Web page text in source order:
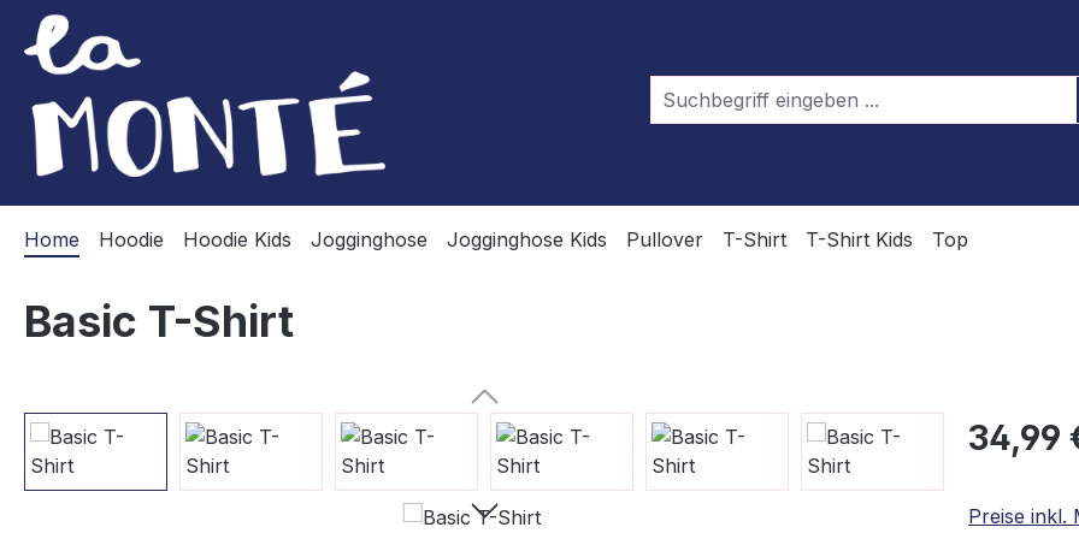
Hauptinhalt springen
Zur Suche springen
Zur Hauptnavigation springen
Home Hoodie Hoodie Kids Jogginghose Jogginghose Kids Pullover T-Shirt T-Shirt Kids Top
Basic T-Shirt
Regulärer
34,99
Preise inkl.